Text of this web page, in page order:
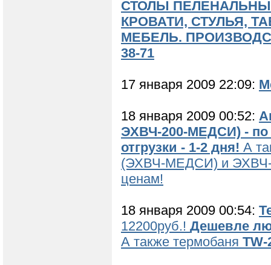
СТОЛЫ
КРОВАТИ, СТУЛЬЯ,
МЕБЕЛЬ.
38-71
17 января 2009 22:09:
18 января 2009 00:52:
ЭХВЧ-200-МЕДСИ) - по
отгрузки - 1-2 дня! А
(ЭХВЧ-МЕДСИ) и ЭХВЧ-
ценам!
18 января 2009 00:54:
12200руб.! Дешевле
А также термобаня TW-